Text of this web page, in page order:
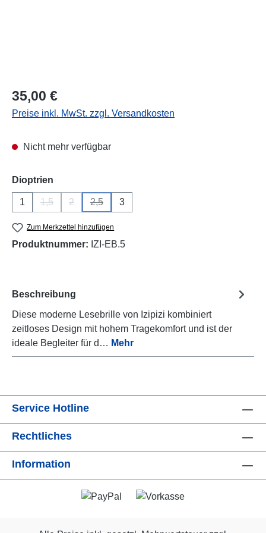
Regulärer Preis:
35,00 €
Preise inkl. MwSt. zzgl. Versandkosten
Nicht mehr verfügbar
Dioptrien
1 1,5
(Diese Option ist zurzeit nicht verfügbar.)
2
(Diese Option ist zurzeit nicht verfügbar.)
2,5
(Diese Option ist zurzeit nicht verfügbar.)
3
Zum Merkzettel hinzufügen
Produktnummer: IZI-EB.5
Beschreibung
Diese moderne Lesebrille von Izipizi kombiniert
zeitloses Design mit hohem Tragekomfort und ist der
ideale Begleiter für d… Mehr
Service Hotline
Rechtliches
Information